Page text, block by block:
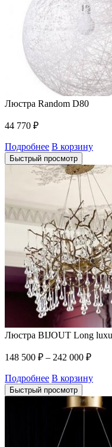
Люстра Random D80
44 770 ₽
Подробнее В корзину
Быстрый просмотр
Люстра BIJOUT Long
148 500 ₽ – 242 000 ₽
Подробнее В корзину
Быстрый просмотр